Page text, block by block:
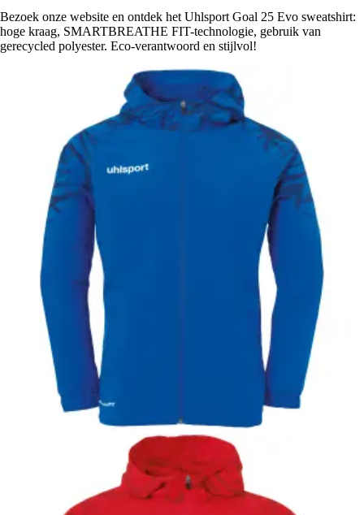
Bezoek onze website en ontdek het Uhlsport Goal 25 Evo sweatshirt:
hoge kraag, SMARTBREATHE FIT-technologie, gebruik van
gerecycled polyester. Eco-verantwoord en stijlvol!